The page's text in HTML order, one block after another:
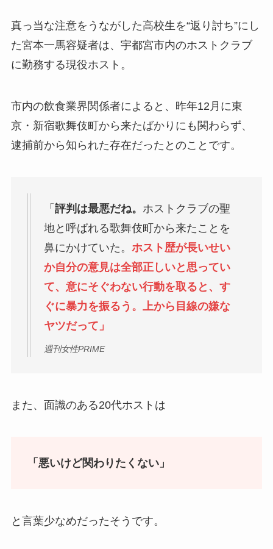
真っ当な注意をうながした高校生を“返り討ち”にし
た宮本一馬容疑者は、宇都宮市内のホストクラブ
に勤務する現役ホスト。
市内の飲食業界関係者によると、昨年12月に東
京・新宿歌舞伎町から来たばかりにも関わらず、
逮捕前から知られた存在だったとのことです。
「 評判は最悪だね。 ホストクラブの聖
地と呼ばれる歌舞伎町から来たことを
鼻にかけていた。 ホスト歴が長いせい
か自分の意見は全部正しいと思ってい
て、意にそぐわない行動を取ると、す
ぐに暴力を振るう。上から目線の嫌な
ヤツだって」
週刊女性PRIME
また、面識のある20代ホストは
「悪いけど関わりたくない」
と言葉少なめだったそうです。